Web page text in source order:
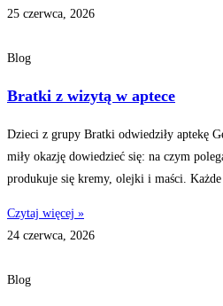
25 czerwca, 2026
Blog
Bratki z wizytą w aptece
Dzieci z grupy Bratki odwiedziły aptekę
miły okazję dowiedzieć się: na czym
produkuje się kremy, olejki i maści. Każde
Czytaj więcej »
24 czerwca, 2026
Blog